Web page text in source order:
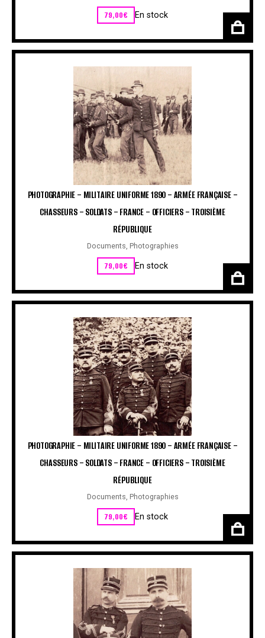
79,00€ En stock
PHOTOGRAPHIE – MILITAIRE UNIFORME 1890 – ARMÉE FRANÇAISE –
CHASSEURS – SOLDATS – FRANCE – OFFICIERS – TROISIÈME
RÉPUBLIQUE
Documents, Photographies
79,00€ En stock
PHOTOGRAPHIE – MILITAIRE UNIFORME 1890 – ARMÉE FRANÇAISE –
CHASSEURS – SOLDATS – FRANCE – OFFICIERS – TROISIÈME
RÉPUBLIQUE
Documents, Photographies
79,00€ En stock